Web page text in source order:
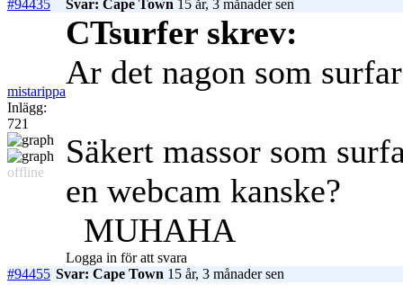
#94435
Svar: Cape Town 15 år, 3 månader sen
mistarippa
Inlägg:
721
offline
CTsurfer skrev:
Ar det nagon som
Säkert massor som
en webcam kanske?
MUHAHA
Logga in för att svara
#94455 Svar: Cape Town 15 år, 3 månader sen